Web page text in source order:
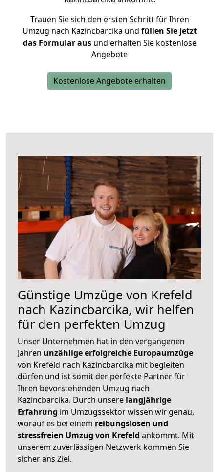
Trauen Sie sich den ersten Schritt für Ihren
Umzug nach Kazincbarcika und füllen Sie jetzt
das Formular ausund erhalten Sie kostenlose
Angebote
Kostenlose Angebote erhalten
Günstige Umzüge von Krefeld
nach Kazincbarcika, wir helfen
für den perfekten Umzug
Unser Unternehmen hat in den vergangenen
Jahren unzählige erfolgreiche Europaumzüge
von Krefeld nach Kazincbarcika mit begleiten
dürfen und ist somit der perfekte Partner für
Ihren bevorstehenden Umzug nach
Kazincbarcika. Durch unsere langjährige
Erfahrung im Umzugssektor wissen wir genau,
worauf es bei einem reibungslosen und
stressfreien Umzug von Krefeld ankommt. Mit
unserem zuverlässigen Netzwerk kommen Sie
sicher ans Ziel.